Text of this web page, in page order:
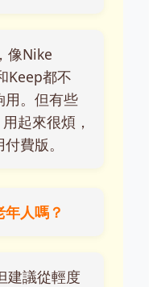
像Nike
Keep都不
用。但有些
起來很煩，
費版。
人嗎？
建議從輕度